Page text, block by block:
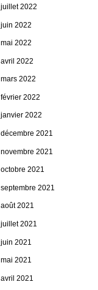
juillet 2022
juin 2022
mai 2022
avril 2022
mars 2022
février 2022
janvier 2022
décembre 2021
novembre 2021
octobre 2021
septembre 2021
août 2021
juillet 2021
juin 2021
mai 2021
avril 2021